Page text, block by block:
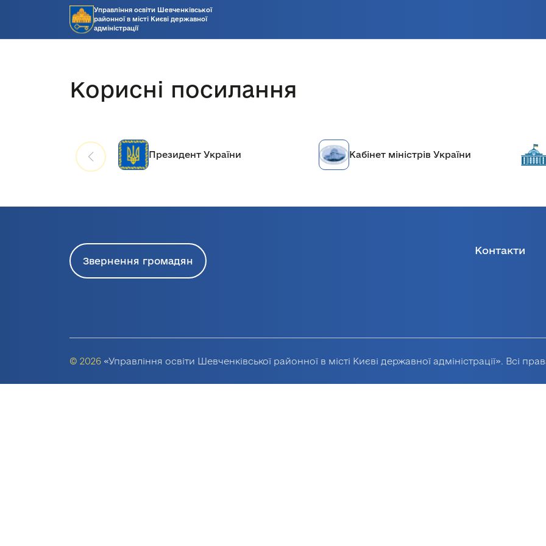
Управління освіти Шевченківської
районної в місті Києві державної
адміністрації
Корисні посилання
Президент України Кабінет міністрів України
Звернення громадян
Контакти
© 2026 «Управління освіти Шевченківської районної в місті Києві державної адміністрації». Всі